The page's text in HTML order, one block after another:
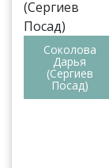
Соколова
Дарья
(Сергиев
Посад)